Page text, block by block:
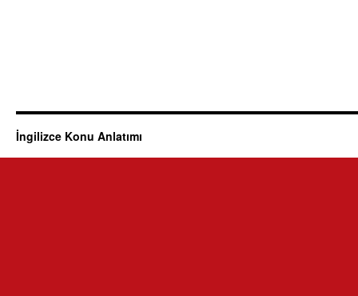
İngilizce Konu Anlatımı